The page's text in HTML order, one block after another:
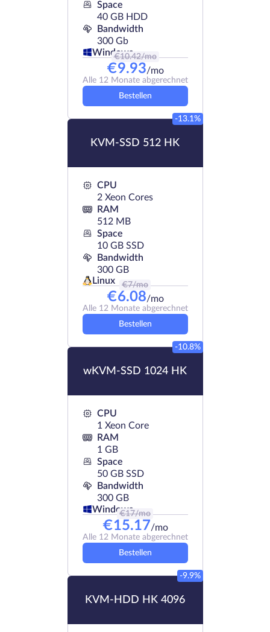
Space
40 GB HDD
Bandwidth
300 Gb
Windows
€10.42/mo
€9.93/mo
Alle 12 Monate abgerechnet
Bestellen
KVM-SSD 512 HK
-13.1%
CPU
2 Xeon Cores
RAM
512 MB
Space
10 GB SSD
Bandwidth
300 GB
Linux
€7/mo
€6.08/mo
Alle 12 Monate abgerechnet
Bestellen
wKVM-SSD 1024 HK
-10.8%
CPU
1 Xeon Core
RAM
1 GB
Space
50 GB SSD
Bandwidth
300 GB
Windows
€17/mo
€15.17/mo
Alle 12 Monate abgerechnet
Bestellen
KVM-HDD HK 4096
-9.9%